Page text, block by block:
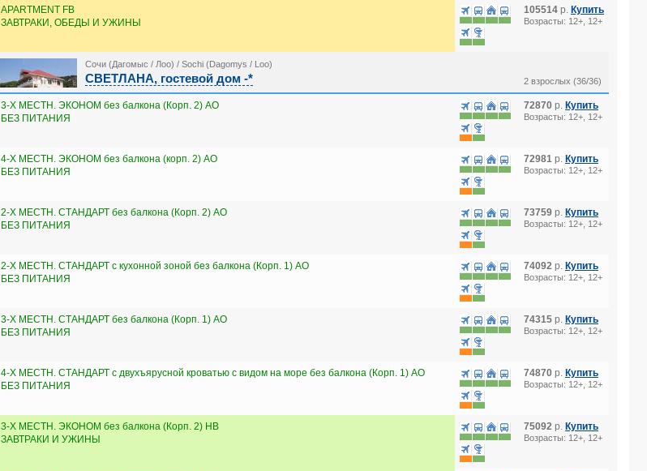
APARTMENT FB
ЗАВТРАКИ, ОБЕДЫ И УЖИНЫ
105514 р. Купить
Возрасты: 12+, 12+
Сочи (Дагомыс / Лоо) / Sochi (Dagomys / Loo)
СВЕТЛАНА, гостевой дом -* 2 взрослых (36/36)
3-Х МЕСТН. ЭКОНОМ без балкона (Корп. 2) AO
БЕЗ ПИТАНИЯ
72870 р. Купить
Возрасты: 12+, 12+
4-Х МЕСТН. ЭКОНОМ без балкона (корп. 2) AO
БЕЗ ПИТАНИЯ
72981 р. Купить
Возрасты: 12+, 12+
2-Х МЕСТН. СТАНДАРТ без балкона (Корп. 2) AO
БЕЗ ПИТАНИЯ
73759 р. Купить
Возрасты: 12+, 12+
2-Х МЕСТН. СТАНДАРТ с кухонной зоной без балкона (Корп. 1) AO
БЕЗ ПИТАНИЯ
74092 р. Купить
Возрасты: 12+, 12+
3-Х МЕСТН. СТАНДАРТ без балкона (Корп. 1) AO
БЕЗ ПИТАНИЯ
74315 р. Купить
Возрасты: 12+, 12+
4-Х МЕСТН. СТАНДАРТ с двухъярусной кроватью с видом на море без балкона (Корп. 1) AO
БЕЗ ПИТАНИЯ
74870 р. Купить
Возрасты: 12+, 12+
3-Х МЕСТН. ЭКОНОМ без балкона (Корп. 2) HB
ЗАВТРАКИ И УЖИНЫ
75092 р. Купить
Возрасты: 12+, 12+